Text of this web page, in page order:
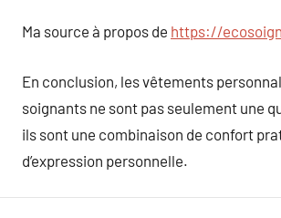
Ma source à propos de https://
En conclusion, les vêtements
soignants ne sont pas seulement une
ils sont une combinaison de confort
d’expression personnelle.